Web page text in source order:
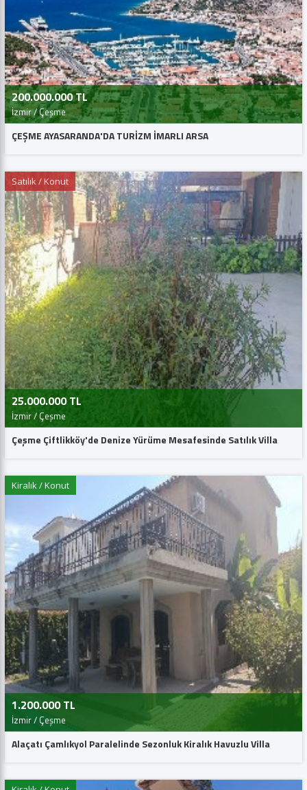
200.000.000 TL
İzmir / Çeşme
ÇEŞME AYASARANDA'DA TURİZM İMARLI ARSA
Satılık / Konut
25.000.000 TL
İzmir / Çeşme
Çeşme Çiftlikköy'de Denize Yürüme Mesafesinde Satılık Villa
Kiralık / Konut
1.200.000 TL
İzmir / Çeşme
Alaçatı Çamlıkyol Paralelinde Sezonluk Kiralık Havuzlu Villa